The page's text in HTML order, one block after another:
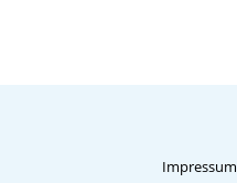
Impressum